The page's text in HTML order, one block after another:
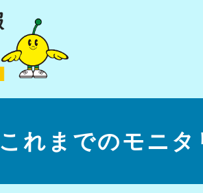
これまでのモニ